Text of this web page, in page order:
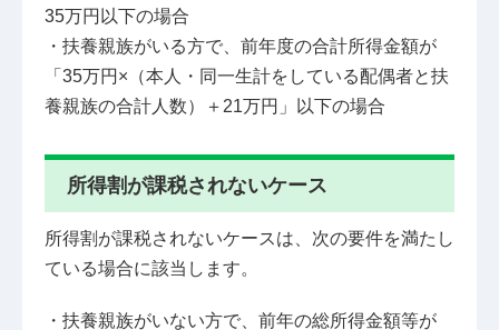
35万円以下の場合
・扶養親族がいる方で、前年度の合計所得金額が
「35万円×（本人・同一生計をしている配偶者と扶
養親族の合計人数）＋21万円」以下の場合
所得割が課税されないケース
所得割が課税されないケースは、次の要件を満たし
ている場合に該当します。
・扶養親族がいない方で、前年の総所得金額等が